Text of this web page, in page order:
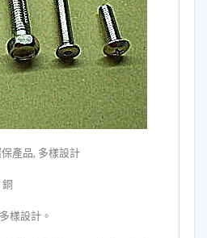
產品, 多樣設計
樣設計。